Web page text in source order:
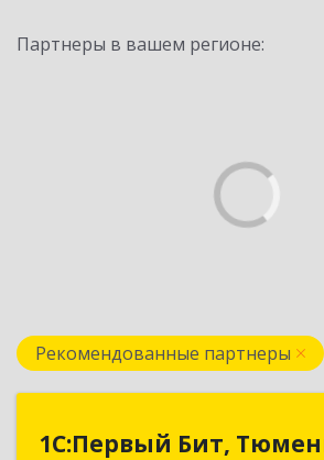
Партнеры в вашем регионе:
Рекомендованные партнеры
1С:Первый Бит,
1С:Первый